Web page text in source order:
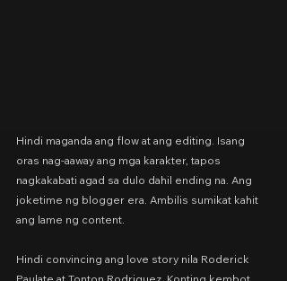
Hindi maganda ang flow at ang editing. Isang
oras nag-aaway ang mga karakter, tapos
nagkakabati agad sa dulo dahil ending na. Ang
joketime ng blogger era. Ambilis sumikat kahit
ang lame ng content.
Hindi convincing ang love story nila Roderick